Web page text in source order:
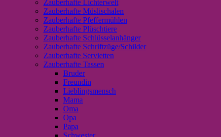
Zauberhafte Lichterwelt
Zauberhafte Müslischalen
Zauberhafte Pfeffermühlen
Zauberhafte Plüschtiere
Zauberhafte Schlüsselanhänger
Zauberhafte Schriftzüge/Schilder
Zauberhafte Servietten
Zauberhafte Tassen
Bruder
Freundin
Lieblingsmensch
Mama
Oma
Opa
Papa